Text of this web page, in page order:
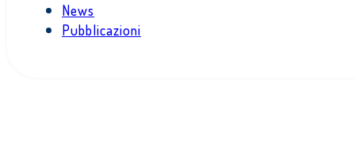
News
Pubblicazioni